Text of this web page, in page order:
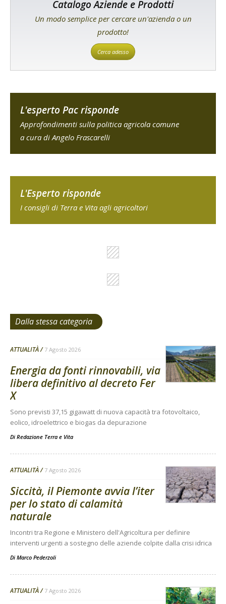
Catalogo Aziende e Prodotti
Un modo semplice per cercare un'azienda o un
prodotto!
Cerca adesso
L'esperto Pac risponde
Approfondimenti sulla politica agricola comune
a cura di Angelo Frascarelli
L'Esperto risponde
I consigli di Terra e Vita agli agricoltori
Dalla stessa categoria
ATTUALITÀ 7 Agosto 2026
Energia da fonti rinnovabili, via
libera definitivo al decreto Fer
X
Sono previsti 37,15 gigawatt di nuova capacità tra fotovoltaico,
eolico, idroelettrico e biogas da depurazione
Di Redazione Terra e Vita
ATTUALITÀ 7 Agosto 2026
Siccità, il Piemonte avvia l’iter
per lo stato di calamità
naturale
Incontri tra Regione e Ministero dell'Agricoltura per definire
interventi urgenti a sostegno delle aziende colpite dalla crisi idrica
Di Marco Pederzoli
ATTUALITÀ 7 Agosto 2026